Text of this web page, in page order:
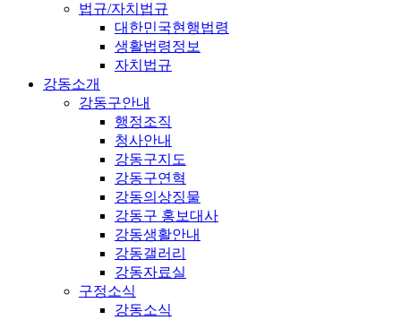
법규/자치법규
대한민국현행법령
생활법령정보
자치법규
강동소개
강동구안내
행정조직
청사안내
강동구지도
강동구연혁
강동의상징물
강동구 홍보대사
강동생활안내
강동갤러리
강동자료실
구정소식
강동소식